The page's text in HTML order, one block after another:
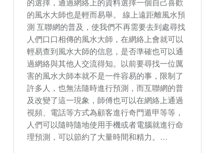
的選擇，通過網絡上的資料選擇一個自己喜歡
的風水大師也是輕而易舉。 線上遠距離風水預
測 互聯網的普及，使我們不再需要去到處尋找
人們口口相傳的風水大師，在網絡上會就可以
輕易查到風水大師的信息，是否準確也可以通
過網絡與其他人交流得知。以前要尋找一位厲
害的風水大師本就不是一件容易的事，限制了
許多人，也無法隨時進行預測，而互聯網的普
及改變了這一現象，師傅也可以在網絡上通過
視頻、電話等方式為顧客進行奇門遁甲等等，
人們可以隨時隨地使用手機或者電腦就進行命
理預測，可以節約了大量時間和精力。…